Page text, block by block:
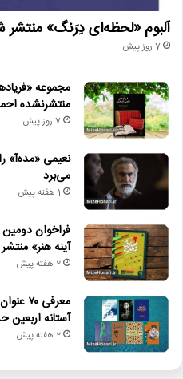
آلبوم «لحظه‌ای دِرَنگ» منتشر
7 روز پیش
مجموعه
منتشرنشده
7 روز پیش
نعیمی «مده‌آ»
می‌برد
1 هفته پیش
فراخوان
آینه هنر»
2 هفته پیش
معرفی
آستانه اربعین
2 هفته پیش